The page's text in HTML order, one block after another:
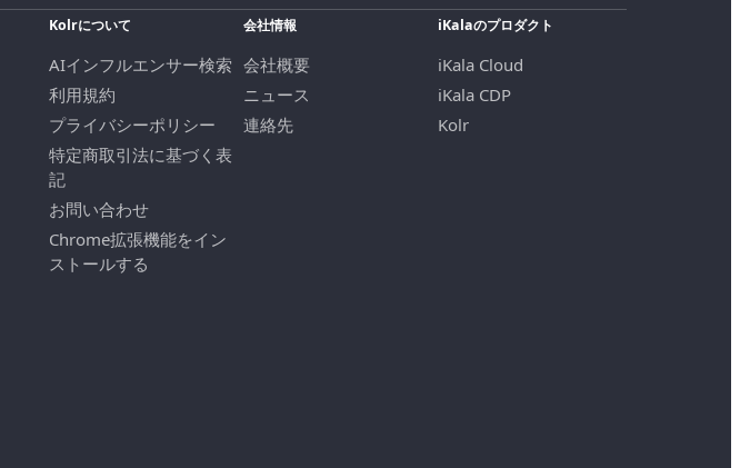
Kolrについて
AIインフルエンサー検索
利用規約
プライバシーポリシー
特定商取引法に基づく表
記
お問い合わせ
Chrome拡張機能をイン
ストールする
会社情報
会社概要
ニュース
連絡先
iKalaのプロダクト
iKala Cloud
iKala CDP
Kolr